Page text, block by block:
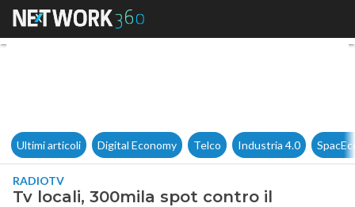
Tv locali, 300mila spot contro
Ultimi articoli Digital Economy Telco Industria 4.0
RADIOTV
Tv locali, 300mila spot contro il